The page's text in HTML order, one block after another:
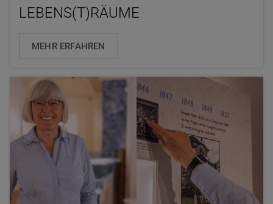
LEBENS(T)RÄUME
MEHR ERFAHREN